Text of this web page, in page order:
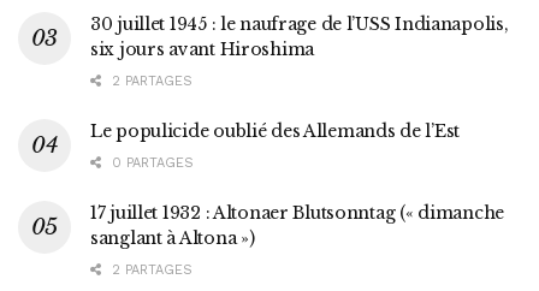
30 juillet 1945 : le naufrage de l’USS Indianapolis,
six jours avant Hiroshima
2 PARTAGES
Le populicide oublié des Allemands de l’Est
0 PARTAGES
17 juillet 1932 : Altonaer Blutsonntag (« dimanche
sanglant à Altona »)
2 PARTAGES